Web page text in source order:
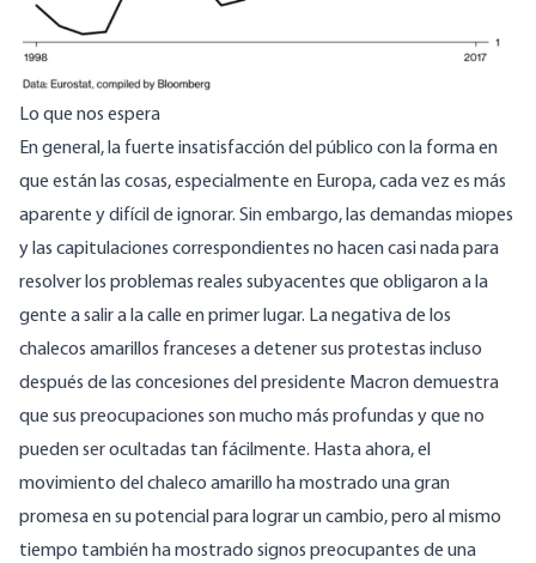
Lo que nos espera
En general, la fuerte insatisfacción del público con la forma en
que están las cosas, especialmente en Europa, cada vez es más
aparente y difícil de ignorar. Sin embargo, las demandas miopes
y las capitulaciones correspondientes no hacen casi nada para
resolver los problemas reales subyacentes que obligaron a la
gente a salir a la calle en primer lugar. La negativa de los
chalecos amarillos franceses a detener sus protestas incluso
después de las concesiones del presidente Macron demuestra
que sus preocupaciones son mucho más profundas y que no
pueden ser ocultadas tan fácilmente. Hasta ahora, el
movimiento del chaleco amarillo ha mostrado una gran
promesa en su potencial para lograr un cambio, pero al mismo
tiempo también ha mostrado signos preocupantes de una